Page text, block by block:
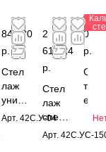
841,80
р.
Стел
лаж
униве
рсаль
Арт. 42С.У-04
2
616,24
р.
Стел
лаж
спец
иаль
Арт.42С.УС-
0
р.
С
т
е